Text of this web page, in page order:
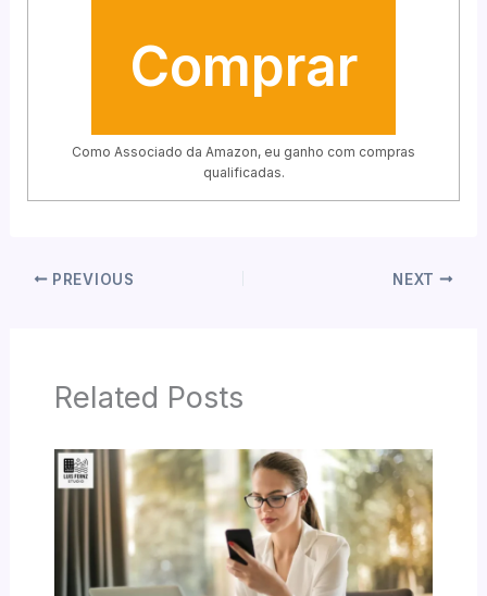
Comprar
Como Associado da Amazon, eu ganho com compras
qualificadas.
PREVIOUS NEXT
Related Posts